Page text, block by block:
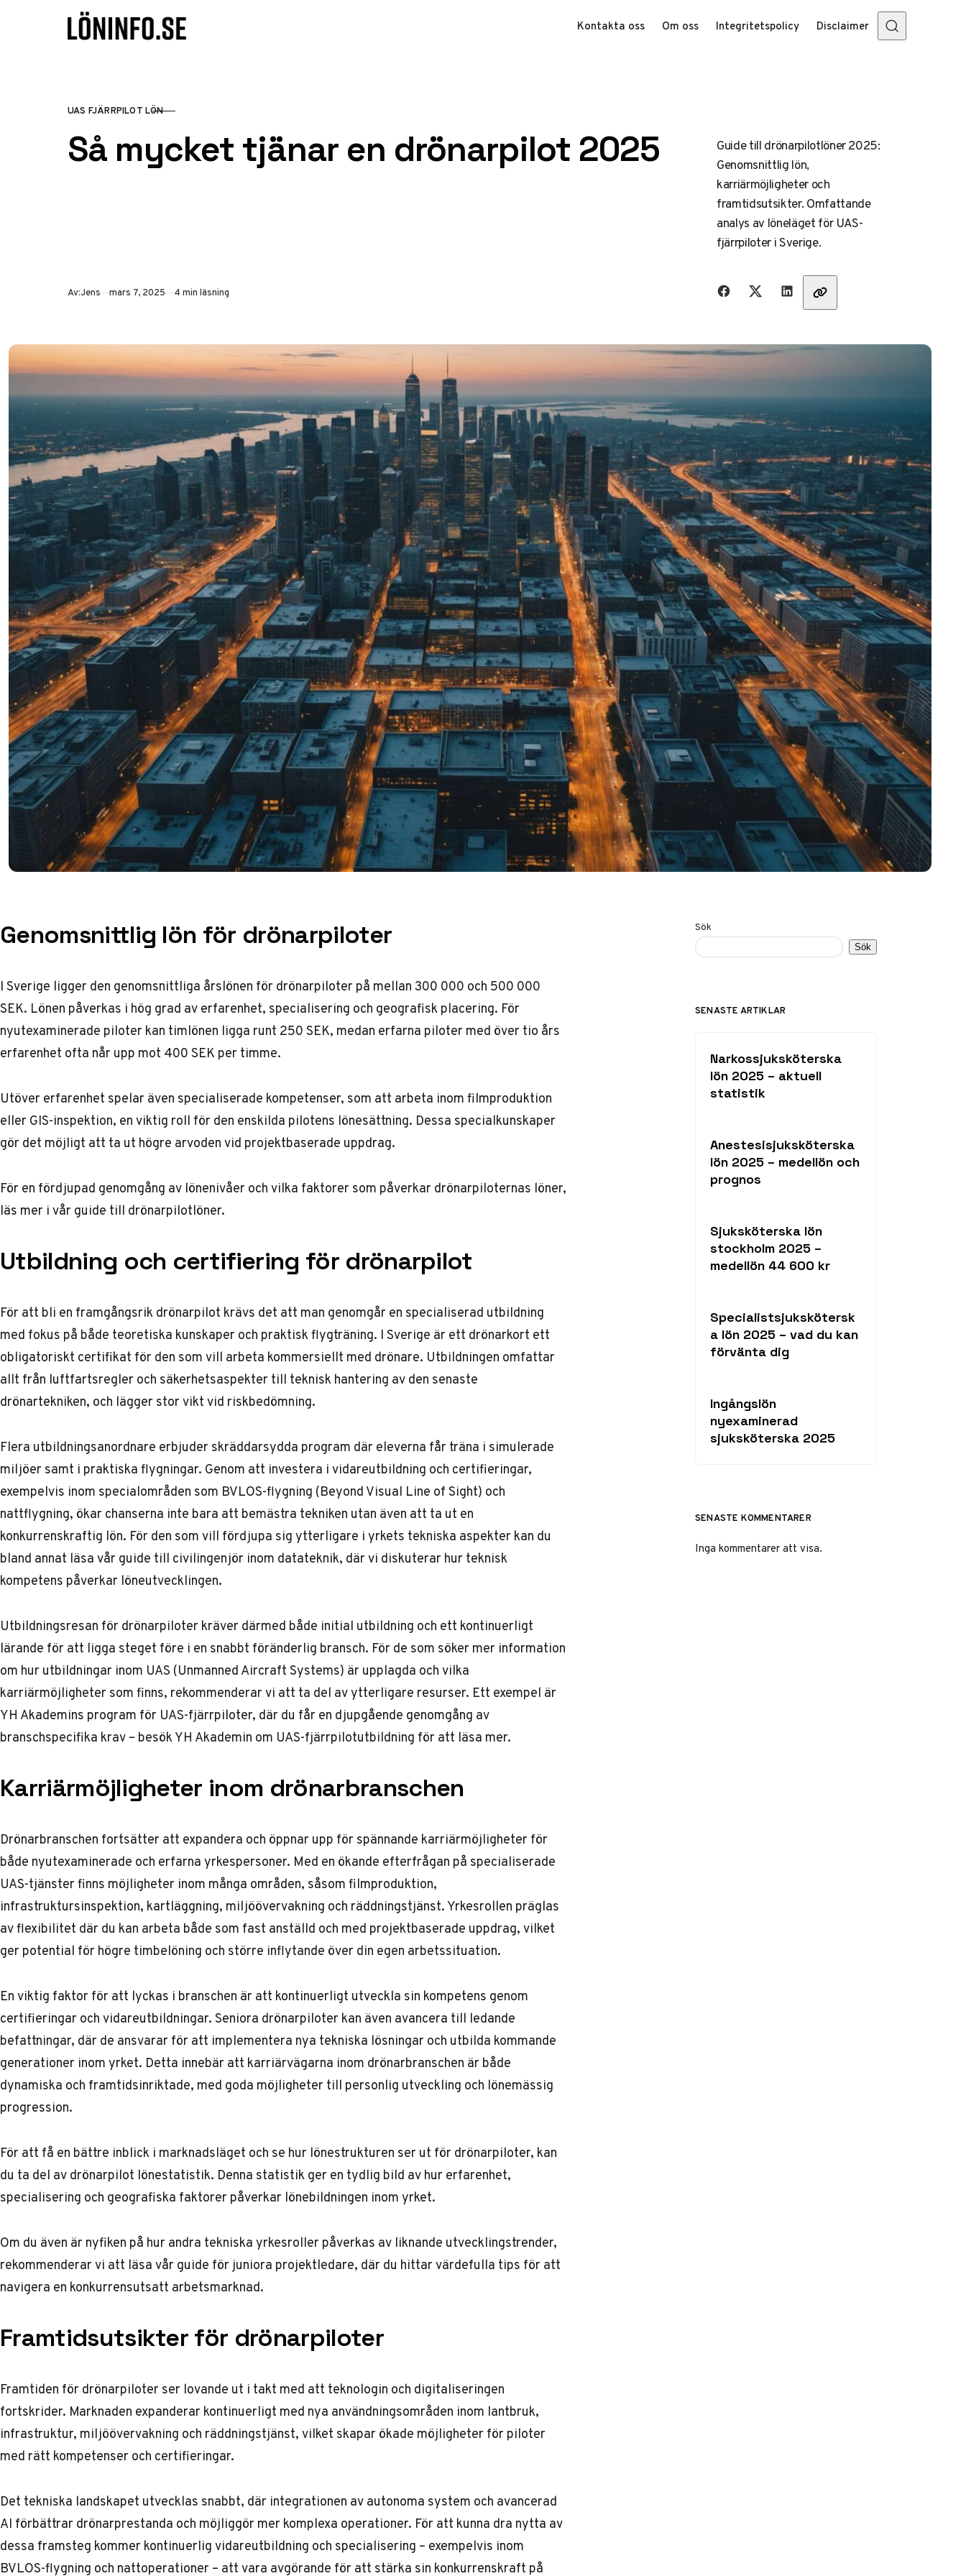
Hoppa till innehåll
Kontakta oss Om oss Integritetspolicy Disclaimer
KATEGORI
UAS FJÄRRPILOT LÖN
Så mycket tjänar en drönarpilot 2025
Guide till drönarpilotlöner 2025:
Genomsnittlig lön,
karriärmöjligheter och
framtidsutsikter. Omfattande
analys av löneläget för UAS-
fjärrpiloter i Sverige.
Av:Jens Publicerad
mars 7, 2025 4 min läsning Dela med vänner
Genomsnittlig lön för drönarpiloter
I Sverige ligger den genomsnittliga årslönen för drönarpiloter på mellan 300 000 och 500 000
SEK. Lönen påverkas i hög grad av erfarenhet, specialisering och geografisk placering. För
nyutexaminerade piloter kan timlönen ligga runt 250 SEK, medan erfarna piloter med över tio års
erfarenhet ofta når upp mot 400 SEK per timme.
Utöver erfarenhet spelar även specialiserade kompetenser, som att arbeta inom filmproduktion
eller GIS-inspektion, en viktig roll för den enskilda pilotens lönesättning. Dessa specialkunskaper
gör det möjligt att ta ut högre arvoden vid projektbaserade uppdrag.
För en fördjupad genomgång av lönenivåer och vilka faktorer som påverkar drönarpiloternas löner,
läs mer i vår guide till drönarpilotlöner.
Utbildning och certifiering för drönarpilot
För att bli en framgångsrik drönarpilot krävs det att man genomgår en specialiserad utbildning
med fokus på både teoretiska kunskaper och praktisk flygträning. I Sverige är ett drönarkort ett
obligatoriskt certifikat för den som vill arbeta kommersiellt med drönare. Utbildningen omfattar
allt från luftfartsregler och säkerhetsaspekter till teknisk hantering av den senaste
drönartekniken, och lägger stor vikt vid riskbedömning.
Flera utbildningsanordnare erbjuder skräddarsydda program där eleverna får träna i simulerade
miljöer samt i praktiska flygningar. Genom att investera i vidareutbildning och certifieringar,
exempelvis inom specialområden som BVLOS-flygning (Beyond Visual Line of Sight) och
nattflygning, ökar chanserna inte bara att bemästra tekniken utan även att ta ut en
konkurrenskraftig lön. För den som vill fördjupa sig ytterligare i yrkets tekniska aspekter kan du
bland annat läsa vår guide till civilingenjör inom datateknik, där vi diskuterar hur teknisk
kompetens påverkar löneutvecklingen.
Utbildningsresan för drönarpiloter kräver därmed både initial utbildning och ett kontinuerligt
lärande för att ligga steget före i en snabbt föränderlig bransch. För de som söker mer information
om hur utbildningar inom UAS (Unmanned Aircraft Systems) är upplagda och vilka
karriärmöjligheter som finns, rekommenderar vi att ta del av ytterligare resurser. Ett exempel är
YH Akademins program för UAS-fjärrpiloter, där du får en djupgående genomgång av
branschspecifika krav – besökYH Akademin om UAS-fjärrpilotutbildning för att läsa mer.
Karriärmöjligheter inom drönarbranschen
Drönarbranschen fortsätter att expandera och öppnar upp för spännande karriärmöjligheter för
både nyutexaminerade och erfarna yrkespersoner. Med en ökande efterfrågan på specialiserade
UAS-tjänster finns möjligheter inom många områden, såsom filmproduktion,
infrastruktursinspektion, kartläggning, miljöövervakning och räddningstjänst. Yrkesrollen präglas
av flexibilitet där du kan arbeta både som fast anställd och med projektbaserade uppdrag, vilket
ger potential för högre timbelöning och större inflytande över din egen arbetssituation.
En viktig faktor för att lyckas i branschen är att kontinuerligt utveckla sin kompetens genom
certifieringar och vidareutbildningar. Seniora drönarpiloter kan även avancera till ledande
befattningar, där de ansvarar för att implementera nya tekniska lösningar och utbilda kommande
generationer inom yrket. Detta innebär att karriärvägarna inom drönarbranschen är både
dynamiska och framtidsinriktade, med goda möjligheter till personlig utveckling och lönemässig
progression.
För att få en bättre inblick i marknadsläget och se hur lönestrukturen ser ut för drönarpiloter, kan
du ta del avdrönarpilot lönestatistik. Denna statistik ger en tydlig bild av hur erfarenhet,
specialisering och geografiska faktorer påverkar lönebildningen inom yrket.
Om du även är nyfiken på hur andra tekniska yrkesroller påverkas av liknande utvecklingstrender,
rekommenderar vi att läsa vår guide för juniora projektledare, där du hittar värdefulla tips för att
navigera en konkurrensutsatt arbetsmarknad.
Framtidsutsikter för drönarpiloter
Framtiden för drönarpiloter ser lovande ut i takt med att teknologin och digitaliseringen
fortskrider. Marknaden expanderar kontinuerligt med nya användningsområden inom lantbruk,
infrastruktur, miljöövervakning och räddningstjänst, vilket skapar ökade möjligheter för piloter
med rätt kompetenser och certifieringar.
Det tekniska landskapet utvecklas snabbt, där integrationen av autonoma system och avancerad
AI förbättrar drönarprestanda och möjliggör mer komplexa operationer. För att kunna dra nytta av
dessa framsteg kommer kontinuerlig vidareutbildning och specialisering – exempelvis inom
BVLOS-flygning och nattoperationer – att vara avgörande för att stärka sin konkurrenskraft på
Sök
Sök
SENASTE ARTIKLAR
Narkossjuksköterska
lön 2025 – aktuell
statistik
Anestesisjuksköterska
lön 2025 – medellön och
prognos
Sjuksköterska lön
stockholm 2025 –
medellön 44 600 kr
Specialistsjukskötersk
a lön 2025 – vad du kan
förvänta dig
Ingångslön
nyexaminerad
sjuksköterska 2025
SENASTE KOMMENTARER
Inga kommentarer att visa.